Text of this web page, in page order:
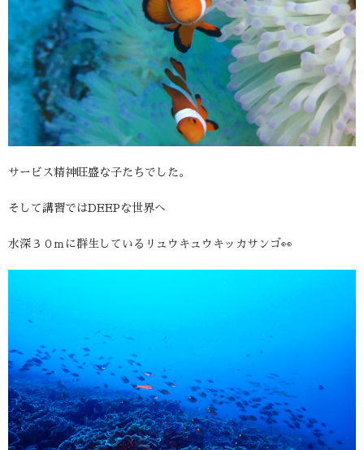
サービス精神旺盛な子たちでした。
そして講習ではDEEPな世界へ
水深３０ｍに群生しているリュウキュウキッカサンゴ👀